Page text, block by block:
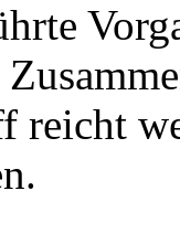
reicht